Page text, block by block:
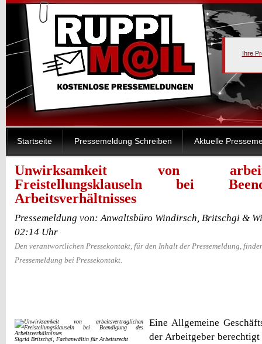
Ihre
Startseite Pressemeldung Schreiben Aktuelle
Unwirksamkeit von
Freistellungsklauseln bei
Arbeitsverhältnisses
Pressemeldung von: Anwaltsbüro Windirsch, Britschgi &
02:14 Uhr
Den verantwortlichen Pressekontakt, für den Inhalt der Pressemeldung,
Pressemeldung bei Pressekontakt.
Sigrid Britschgi, Fachanwältin für Arbeitsrecht
Eine Allgemeine
der Arbeitgeber